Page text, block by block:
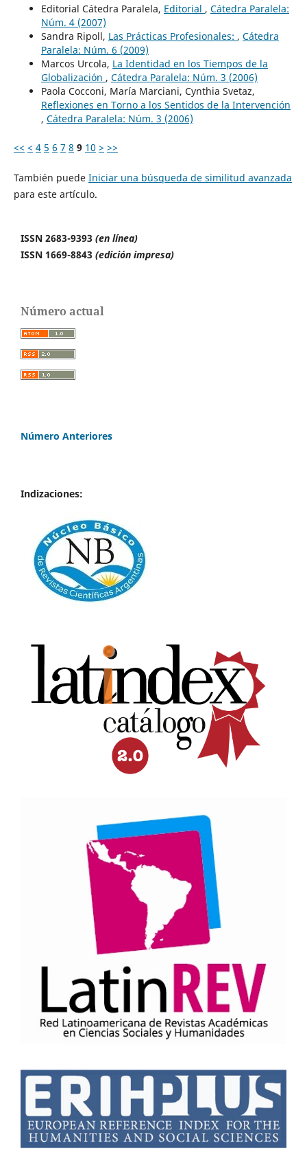
Editorial Cátedra Paralela, Editorial , Cátedra Paralela:
Núm. 4 (2007)
Sandra Ripoll, Las Prácticas Profesionales: , Cátedra
Paralela: Núm. 6 (2009)
Marcos Urcola, La Identidad en los Tiempos de la
Globalización , Cátedra Paralela: Núm. 3 (2006)
Paola Cocconi, María Marciani, Cynthia Svetaz,
Reflexiones en Torno a los Sentidos de la Intervención
, Cátedra Paralela: Núm. 3 (2006)
<< < 4 5 6 7 8 9 10 > >>
También puede Iniciar una búsqueda de similitud avanzada
para este artículo.
ISSN 2683-9393 (en línea)
ISSN 1669-8843 (edición impresa)
Número actual
Número Anteriores
Indizaciones: